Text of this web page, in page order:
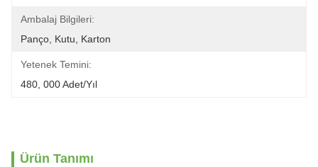
Ambalaj Bilgileri:
Panço, Kutu, Karton
Yetenek Temini:
480, 000 Adet/Yıl
Ürün Tanımı